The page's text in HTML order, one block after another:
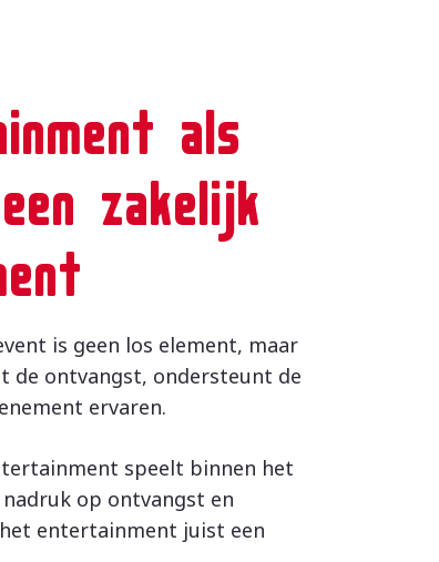
als
zakelijk
is geen los element, maar
de ontvangst, ondersteunt de
ervaren.
speelt binnen het
op ontvangst en
entertainment juist een